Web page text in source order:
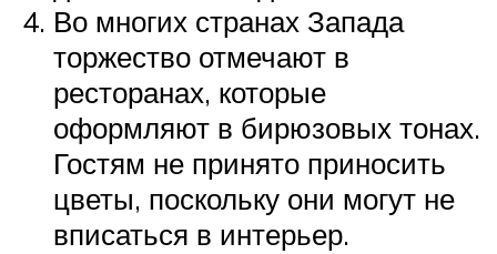
Во многих странах Запада
торжество отмечают в
ресторанах, которые
оформляют в бирюзовых тонах.
Гостям не принято приносить
цветы, поскольку они могут не
вписаться в интерьер.